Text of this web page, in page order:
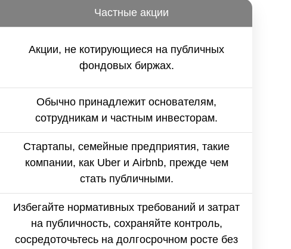
Частные акции
Акции, не котирующиеся на публичных
фондовых биржах.
Обычно принадлежит основателям,
сотрудникам и частным инвесторам.
Стартапы, семейные предприятия, такие
компании, как Uber и Airbnb, прежде чем
стать публичными.
Избегайте нормативных требований и затрат
на публичность, сохраняйте контроль,
сосредоточьтесь на долгосрочном росте без